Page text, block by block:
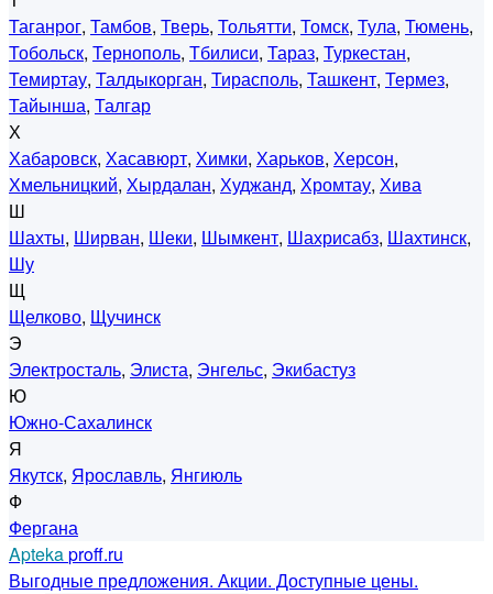
Таганрог, Тамбов, Тверь, Тольятти, Томск, Тула, Тюмень,
Тобольск, Тернополь, Тбилиси, Тараз, Туркестан,
Темиртау, Талдыкорган, Тирасполь, Ташкент, Термез,
Тайынша, Талгар
Х
Хабаровск, Хасавюрт, Химки, Харьков, Херсон,
Хмельницкий, Хырдалан, Худжанд, Хромтау, Хива
Ш
Шахты, Ширван, Шеки, Шымкент, Шахрисабз, Шахтинск,
Шу
Щ
Щелково, Щучинск
Э
Электросталь, Элиста, Энгельс, Экибастуз
Ю
Южно-Сахалинск
Я
Якутск, Ярославль, Янгиюль
Ф
Фергана
Aptekaproff.ru
Выгодные предложения. Акции. Доступные цены.